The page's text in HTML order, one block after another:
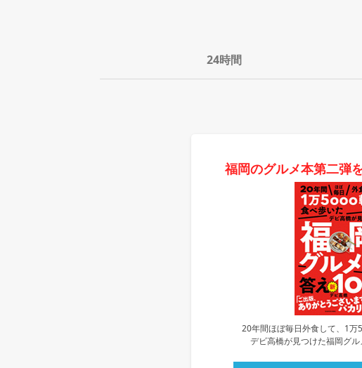
24時間
福岡のグルメ本第二弾
20年間ほぼ毎日外食して、1万
デビ高橋が見つけた福岡グ